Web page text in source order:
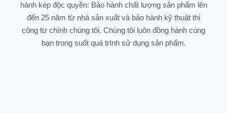
hành kép độc quyền: Bảo hành chất lượng sản phẩm lên
đến 25 năm từ nhà sản xuất và bảo hành kỹ thuật thi
công từ chính chúng tôi. Chúng tôi luôn đồng hành cùng
bạn trong suốt quá trình sử dụng sản phẩm.